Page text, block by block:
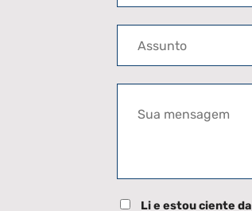
Li e estou ciente da